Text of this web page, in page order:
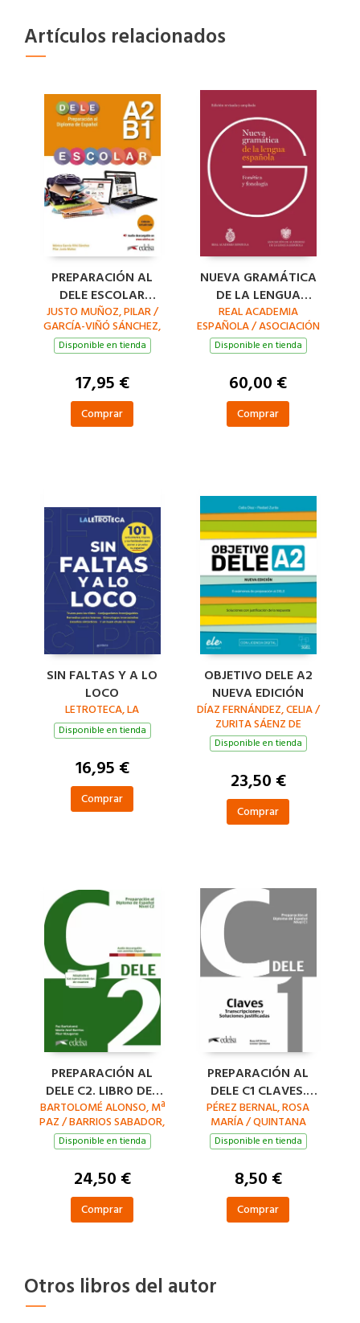
Artículos relacionados
PREPARACIÓN AL
DELE ESCOLAR
A2/B1. EDICIÓN
ACTUALIZADA
JUSTO MUÑOZ, PILAR /
GARCÍA-VIÑÓ SÁNCHEZ,
MÓNICA MARÍA
Disponible en tienda
17,95 €
Comprar
NUEVA GRAMÁTICA
DE LA LENGUA
ESPAÑOLA.
FONÉTICA Y
FONOLOGÍA.
REAL ACADEMIA
ESPAÑOLA / ASOCIACIÓN
DE ACADEMIAS DE LA
LENGUA ESPAÑOLA
Disponible en tienda
60,00 €
Comprar
SIN FALTAS Y A LO
LOCO
LETROTECA, LA
Disponible en tienda
16,95 €
Comprar
OBJETIVO DELE A2
NUEVA EDICIÓN
DÍAZ FERNÁNDEZ, CELIA /
ZURITA SÁENZ DE
NAVARRETE, PIEDAD
Disponible en tienda
23,50 €
Comprar
PREPARACIÓN AL
DELE C2. LIBRO DEL
ALUMNO. NUEVA
EDICIÓN
BARTOLOMÉ ALONSO, Mª
PAZ / BARRIOS SABADOR,
MARÍA JOSÉ /
ALZUGARAY
Disponible en tienda
24,50 €
Comprar
PREPARACIÓN AL
DELE C1 CLAVES.
NUEVA EDICIÓN
PÉREZ BERNAL, ROSA
MARÍA / QUINTANA
MENDAZA, LEONOR
Disponible en tienda
8,50 €
Comprar
Otros libros del autor